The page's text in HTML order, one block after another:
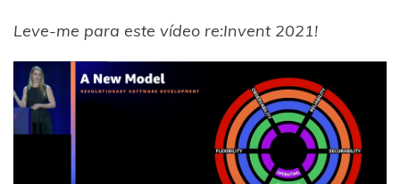
Leve-me para este vídeo re:Invent 2021!